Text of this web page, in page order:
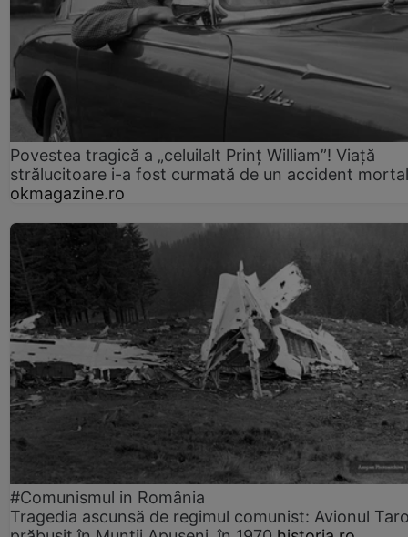
Povestea tragică a „celuilalt Prinț William”! Viață
strălucitoare i-a fost curmată de un accident mortal
okmagazine.ro
#Comunismul in România
Tragedia ascunsă de regimul comunist: Avionul